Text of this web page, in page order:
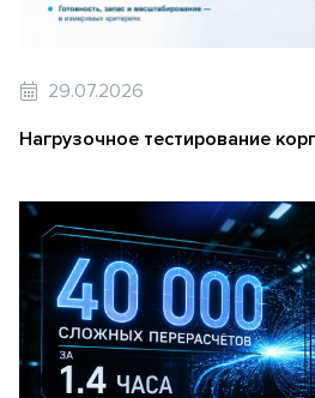
29.07.2026
Нагрузочное тестирование